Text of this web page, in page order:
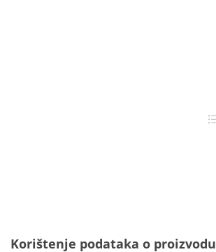
Korištenje podataka o proizvodu